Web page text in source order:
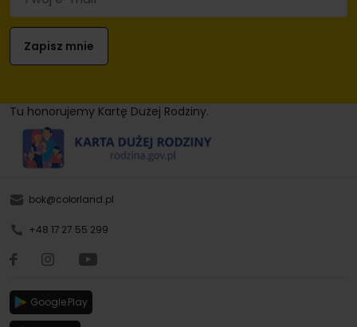
Tu honorujemy Kartę Dużej Rodziny.
bok@colorland.pl
+48 17 27 55 299
Google Play